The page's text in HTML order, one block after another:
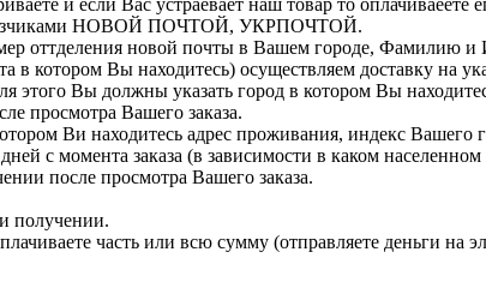
НОВОЙ ПОЧТОЙ, УКРПОЧТОЙ.
оттделения новой почты в Вашем городе, Фамилию и
в котором Вы находитесь) осуществляем доставку
этого Вы должны указать город в котором Вы
просмотра Вашего заказа.
Ви находитесь адрес проживания, индекс
с момента заказа (в зависимости в каком
после просмотра Вашего заказа.
получении.
часть или всю сумму (отправляете деньги на